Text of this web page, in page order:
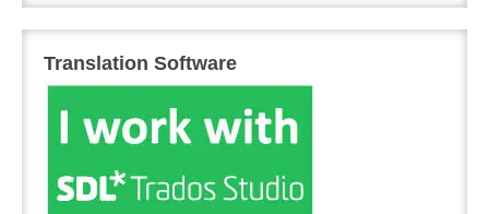
Translation Software